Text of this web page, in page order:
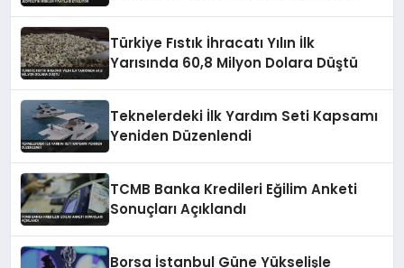
Türkiye Fıstık İhracatı Yılın İlk
Yarısında 60,8 Milyon Dolara Düştü
Teknelerdeki İlk Yardım Seti Kapsamı
Yeniden Düzenlendi
TCMB Banka Kredileri Eğilim Anketi
Sonuçları Açıklandı
Borsa İstanbul Güne Yükselişle